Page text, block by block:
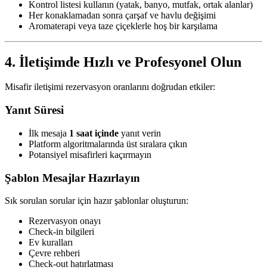
Kontrol listesi kullanın (yatak, banyo, mutfak, ortak alanlar)
Her konaklamadan sonra çarşaf ve havlu değişimi
Aromaterapi veya taze çiçeklerle hoş bir karşılama
4. İletişimde Hızlı ve Profesyonel Olun
Misafir iletişimi rezervasyon oranlarını doğrudan etkiler:
Yanıt Süresi
İlk mesaja 1 saat içinde yanıt verin
Platform algoritmalarında üst sıralara çıkın
Potansiyel misafirleri kaçırmayın
Şablon Mesajlar Hazırlayın
Sık sorulan sorular için hazır şablonlar oluşturun:
Rezervasyon onayı
Check-in bilgileri
Ev kuralları
Çevre rehberi
Check-out hatırlatması